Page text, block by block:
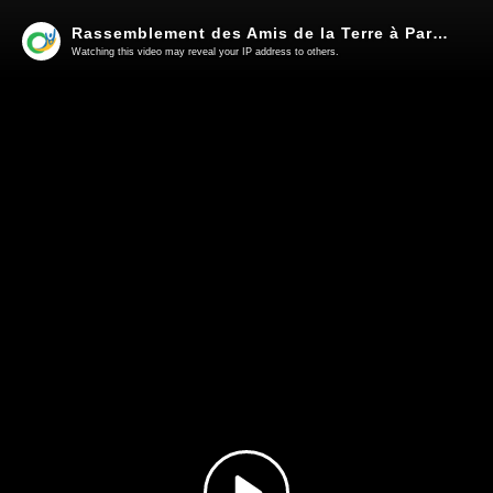
Play
Rassemblement des Amis de la Terre à Paris lors de la COP21
Watching this video may reveal your IP address to others.